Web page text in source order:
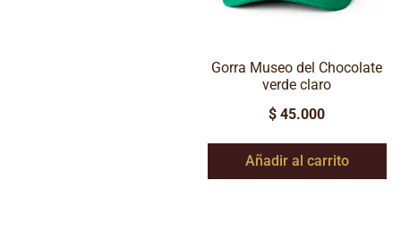
Gorra Museo del Chocolate
verde claro
$ 45.000
Añadir al carrito